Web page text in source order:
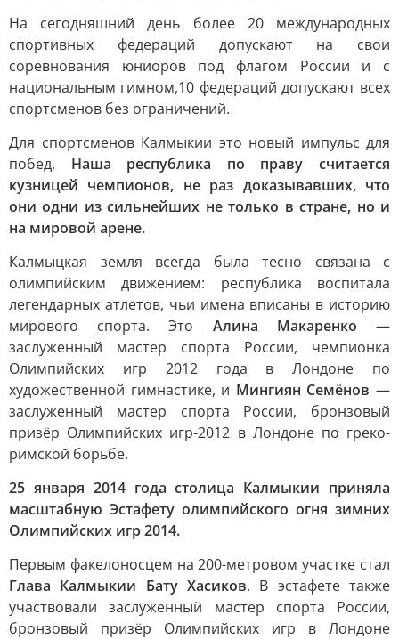
На сегодняшний день более 20 международных
спортивных федераций допускают на свои
соревнования юниоров под флагом России и с
национальным гимном,10 федераций допускают всех
спортсменов без ограничений.
Для спортсменов Калмыкии это новый импульс для
побед. Наша республика по праву считается
кузницей чемпионов, не раз доказывавших, что
они одни из сильнейших не только в стране, но и
на мировой арене.
Калмыцкая земля всегда была тесно связана с
олимпийским движением: республика воспитала
легендарных атлетов, чьи имена вписаны в историю
мирового спорта. Это Алина Макаренко —
заслуженный мастер спорта России, чемпионка
Олимпийских игр 2012 года в Лондоне по
художественной гимнастике, и Мингиян Семёнов —
заслуженный мастер спорта России, бронзовый
призёр Олимпийских игр-2012 в Лондоне по греко-
римской борьбе.
25 января 2014 года столица Калмыкии приняла
масштабную Эстафету олимпийского огня зимних
Олимпийских игр 2014.
Первым факелоносцем на 200-метровом участке стал
Глава Калмыкии Бату Хасиков. В эстафете также
участвовали заслуженный мастер спорта России,
бронзовый призёр Олимпийских игр в Лондоне